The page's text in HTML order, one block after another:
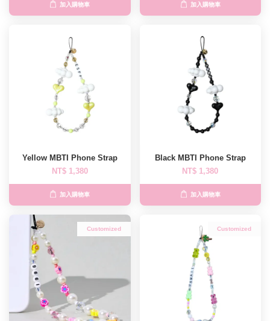
加入購物車 加入購物車
Yellow MBTI Phone Strap
NT$ 1,380
加入購物車
Black MBTI Phone Strap
NT$ 1,380
加入購物車
Customized Customized